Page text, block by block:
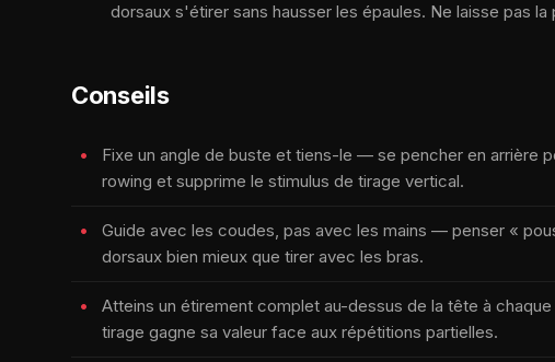
dorsaux s'étirer sans hausser les épaules. Ne laisse pas
Conseils
Fixe un angle de buste et tiens-le — se pencher en arrière
rowing et supprime le stimulus de tirage vertical.
Guide avec les coudes, pas avec les mains — penser «
dorsaux bien mieux que tirer avec les bras.
Atteins un étirement complet au-dessus de la tête à
tirage gagne sa valeur face aux répétitions partielles.